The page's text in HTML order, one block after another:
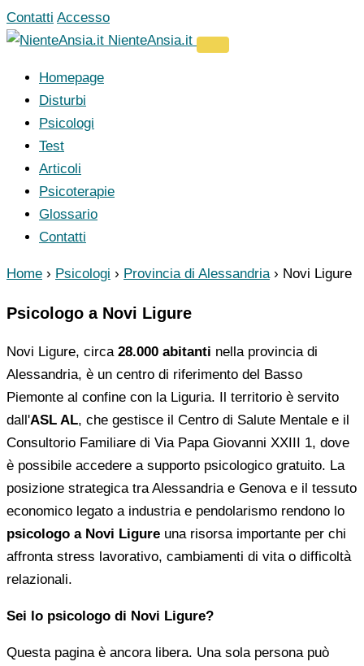
Vai
al
Contatti Accesso
NienteAnsia.it
Homepage
Disturbi
Psicologi
Test
Articoli
Psicoterapie
Glossario
Contatti
Home › Psicologi › Provincia di Alessandria › Novi Ligure
Psicologo a Novi Ligure
Novi Ligure, circa 28.000 abitanti nella provincia di
Alessandria, è un centro di riferimento del Basso
Piemonte al confine con la Liguria. Il territorio è servito
dall'ASL AL, che gestisce il Centro di Salute Mentale e il
Consultorio Familiare di Via Papa Giovanni XXIII 1, dove
è possibile accedere a supporto psicologico gratuito. La
posizione strategica tra Alessandria e Genova e il tessuto
economico legato a industria e pendolarismo rendono lo
psicologo a Novi Ligure una risorsa importante per chi
affronta stress lavorativo, cambiamenti di vita o difficoltà
relazionali.
Sei lo psicologo di Novi Ligure?
Questa pagina è ancora libera. Una sola persona può